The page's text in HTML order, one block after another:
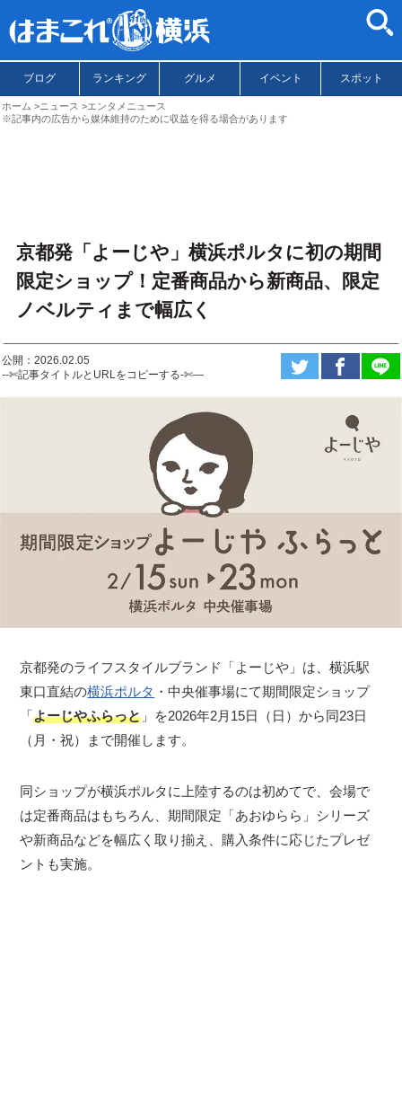
ブログ ランキング グルメ イベント スポット
ホーム ニュース
エンタメニュース
※記事内の広告から媒体維持のために収益を得る場合があります
京都発「よーじや」横浜ポルタに初の期間
限定ショップ！定番商品から新商品、限定
ノベルティまで幅広く
公開：2026.02.05
--✄記事タイトルとURLをコピーする-✄—
京都発のライフスタイルブランド「よーじや」は、横浜駅
東口直結の横浜ポルタ ・中央催事場にて期間限定ショップ
「よーじやふらっと 」を2026年2月15日（日）から同23日
（月・祝）まで開催します。
同ショップが横浜ポルタに上陸するのは初めてで、会場で
は定番商品はもちろん、期間限定「あおゆらら」シリーズ
や新商品などを幅広く取り揃え、購入条件に応じたプレゼ
ントも実施。